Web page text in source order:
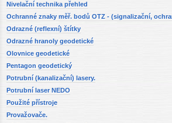
Nivelační technika přehled
Ochranné znaky měř. bodů OTZ - (signalizační,
Odrazné (reflexní) štítky
Odrazné hranoly geodetické
Olovnice geodetické
Pentagon geodetický
Potrubní (kanalizační) lasery.
Potrubní laser NEDO
Použité přístroje
Provažovače.